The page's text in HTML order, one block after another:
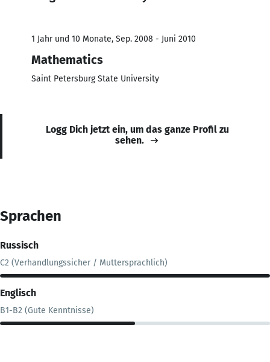
1 Jahr und 10 Monate, Sep. 2008 - Juni 2010
Mathematics
Saint Petersburg State University
Logg Dich jetzt ein, um das ganze Profil zu
sehen.
Sprachen
Russisch
C2 (Verhandlungssicher / Muttersprachlich)
Englisch
B1-B2 (Gute Kenntnisse)